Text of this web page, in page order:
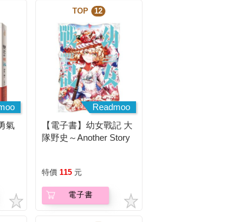
氣
TOP 12
Readmoo
【電子書】幼女戰記 大
隊野史～Another Story
特價 115 元
電子書